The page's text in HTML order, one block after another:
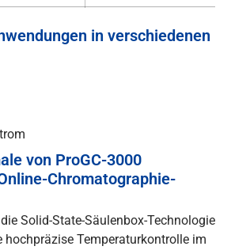
in verschiedenen
von ProGC-3000
Chromatographie-
Solid-State-Säulenbox-Technologie
hochpräzise Temperaturkontrolle im